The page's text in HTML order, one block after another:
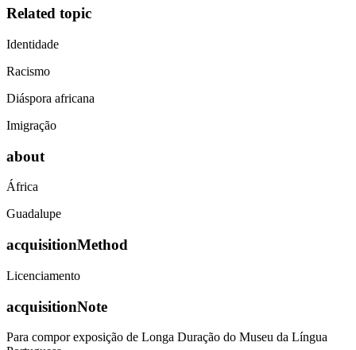
Related topic
Identidade
Racismo
Diáspora africana
Imigração
about
África
Guadalupe
acquisitionMethod
Licenciamento
acquisitionNote
Para compor exposição de Longa Duração do Museu da Língua